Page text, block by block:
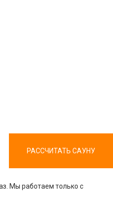
РАССЧИТАТЬ САУНУ
Мы работаем только с